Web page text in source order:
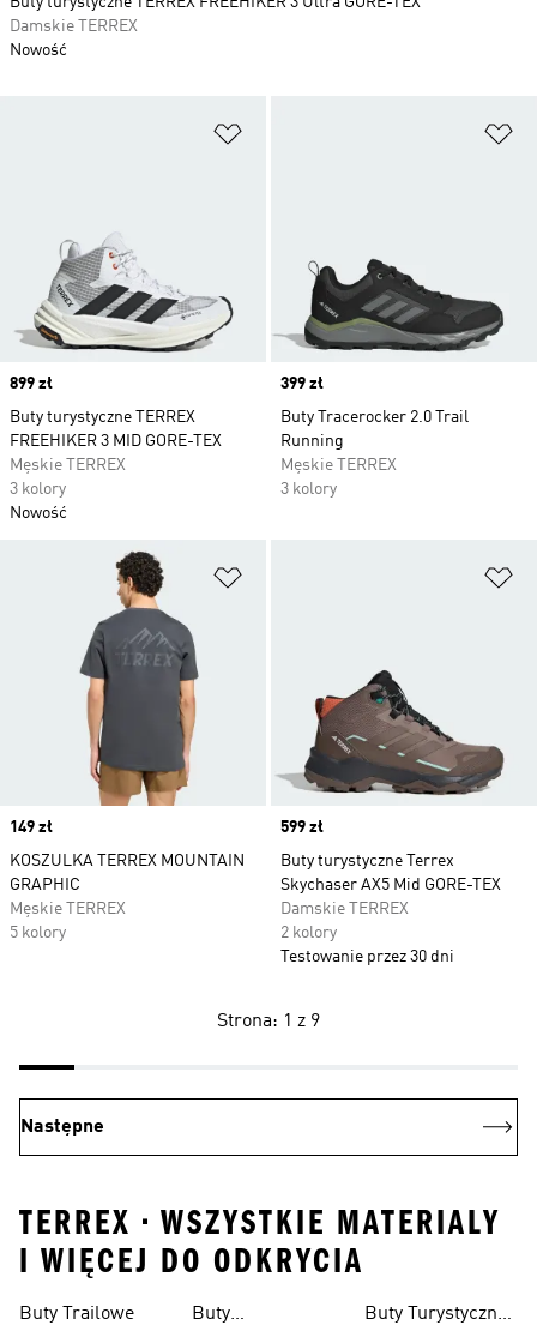
Price
899 zł
Buty turystyczne TERREX
FREEHIKER 3 MID GORE-TEX
Męskie TERREX
3 kolory
Nowość
Price
399 zł
Buty Tracerocker 2.0 Trail
Running
Męskie TERREX
3 kolory
Price
149 zł
KOSZULKA TERREX MOUNTAIN
GRAPHIC
Męskie TERREX
5 kolory
Price
599 zł
Buty turystyczne Terrex
Skychaser AX5 Mid GORE-TEX
Damskie TERREX
2 kolory
Testowanie przez 30 dni
Damskie TERREX
Nowość
Strona: 1 z 9
Następne
TERREX • WSZYSTKIE MATERIALY
I WIĘCEJ DO ODKRYCIA
Buty Trailowe
Buty
Buty Turystyczne